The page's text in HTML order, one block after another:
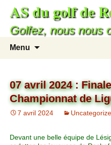
AS du golf de
Golfez, nous nous
Menu
07 avril 2024 :
Championnat de
7 avril 2024
Devant une belle équipe de